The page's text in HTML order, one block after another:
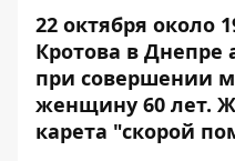
22 октября около
Кротова в Днепре
при совершении
женщину 60 лет.
карета "скорой